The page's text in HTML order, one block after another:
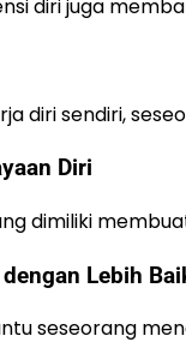
diri juga
diri sendiri,
Diri
dimiliki
Lebih
seseorang